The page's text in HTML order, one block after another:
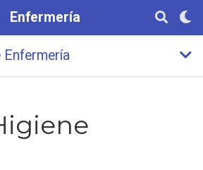
Enfermería
Enfermería